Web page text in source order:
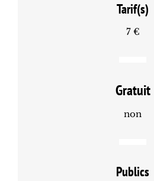
Tarif(s)
7 €
Gratuit
non
Publics